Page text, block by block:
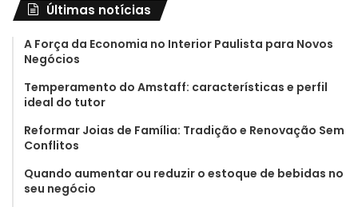
Últimas notícias
A Força da Economia no Interior Paulista para Novos
Negócios
Temperamento do Amstaff: características e perfil
ideal do tutor
Reformar Joias de Família: Tradição e Renovação Sem
Conflitos
Quando aumentar ou reduzir o estoque de bebidas no
seu negócio